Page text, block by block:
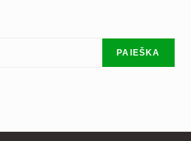
PAIEŠKA